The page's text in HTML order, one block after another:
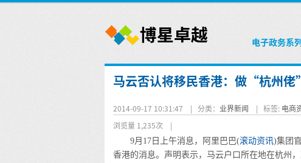
电子政务系
马云否认将移民香港：做“杭州
2014-09-17 10:31:47 | 分类： 业界新闻 | 标签: 电商
浏览量 1,235次 |
9月17日上午消息，阿里巴巴(滚动资讯)集团
香港的消息。声明表示，马云户口所在地在杭州